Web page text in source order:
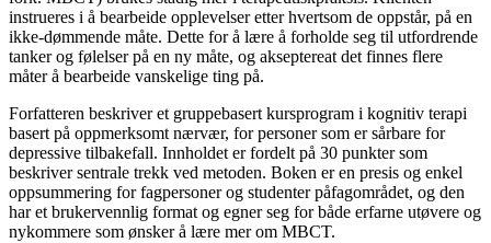
instrueres i å bearbeide opplevelser etter hvertsom de oppstår, på en
ikke-dømmende måte. Dette for å lære å forholde seg til utfordrende
tanker og følelser på en ny måte, og akseptereat det finnes flere
måter å bearbeide vanskelige ting på.
Forfatteren beskriver et gruppebasert kursprogram i kognitiv terapi
basert på oppmerksomt nærvær, for personer som er sårbare for
depressive tilbakefall. Innholdet er fordelt på 30 punkter som
beskriver sentrale trekk ved metoden. Boken er en presis og enkel
oppsummering for fagpersoner og studenter påfagområdet, og den
har et brukervennlig format og egner seg for både erfarne utøvere og
nykommere som ønsker å lære mer om MBCT.